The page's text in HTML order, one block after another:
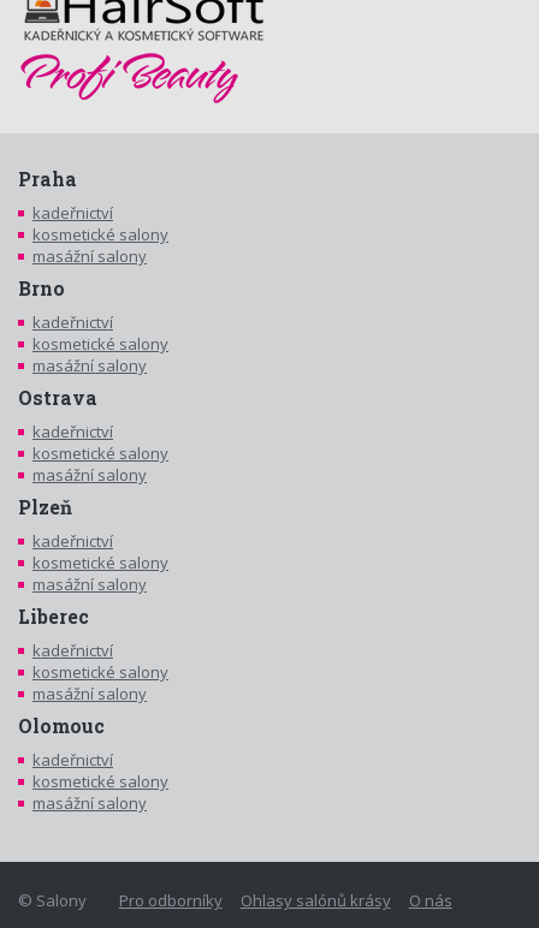
Praha
kadeřnictví
kosmetické salony
masážní salony
Brno
kadeřnictví
kosmetické salony
masážní salony
Ostrava
kadeřnictví
kosmetické salony
masážní salony
Plzeň
kadeřnictví
kosmetické salony
masážní salony
Liberec
kadeřnictví
kosmetické salony
masážní salony
Olomouc
kadeřnictví
kosmetické salony
masážní salony
Pro odborníky Ohlasy salónů krásy O nás
© Salony